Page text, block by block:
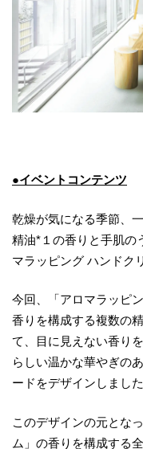
●イベントコンテンツ
乾燥が気になる季節、
精油*１の香りと手肌の
マラッピング ハンドク
今回、「アロマラッピ
香りを構成する複数の
て、目に見えない香り
らしい温かな華やぎの
ードをデザインしました
このデザインの元とな
ム」の香りを構成する